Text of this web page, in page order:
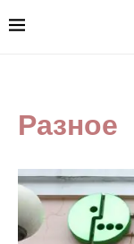
Разное